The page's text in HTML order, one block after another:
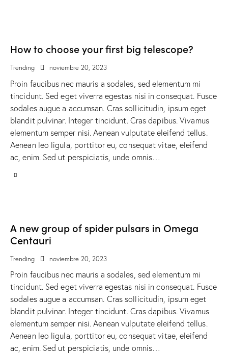
How to choose your first big telescope?
Trending noviembre 20, 2023
Proin faucibus nec mauris a sodales, sed elementum mi
tincidunt. Sed eget viverra egestas nisi in consequat. Fusce
sodales augue a accumsan. Cras sollicitudin, ipsum eget
blandit pulvinar. Integer tincidunt. Cras dapibus. Vivamus
elementum semper nisi. Aenean vulputate eleifend tellus.
Aenean leo ligula, porttitor eu, consequat vitae, eleifend
ac, enim. Sed ut perspiciatis, unde omnis…
A new group of spider pulsars in Omega
Centauri
Trending noviembre 20, 2023
Proin faucibus nec mauris a sodales, sed elementum mi
tincidunt. Sed eget viverra egestas nisi in consequat. Fusce
sodales augue a accumsan. Cras sollicitudin, ipsum eget
blandit pulvinar. Integer tincidunt. Cras dapibus. Vivamus
elementum semper nisi. Aenean vulputate eleifend tellus.
Aenean leo ligula, porttitor eu, consequat vitae, eleifend
ac, enim. Sed ut perspiciatis, unde omnis…